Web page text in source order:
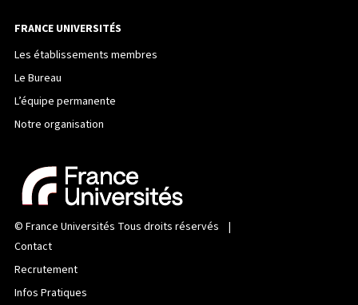
FRANCE UNIVERSITÉS
Les établissements membres
Le Bureau
L’équipe permanente
Notre organisation
© France Universités Tous droits réservés |
Contact
Recrutement
Infos Pratiques